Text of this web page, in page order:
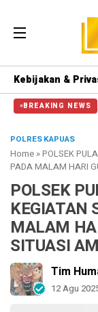
Kebijakan &
BREAKING NEWS
Aparat Punya
POLRES KAPUAS
Home »POLSEK
PADA MALAM HARI
POLSEK
KEGIATAN
MALAM
SITUASI
Tim
12 Agu